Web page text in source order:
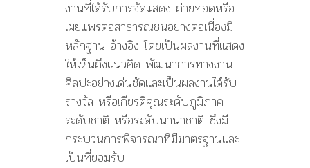
งานที่ได้รับการจัดแสดง ถ่ายทอดหรือ
เผยแพร่ต่อสาธารณชนอย่างต่อเนื่องมี
หลักฐาน อ้างอิง โดยเป็นผลงานที่แสดง
ให้เห็นถึงแนวคิด พัฒนาการทางงาน
ศิลปะอย่างเด่นชัดและเป็นผลงานได้รับ
รางวัล หรือเกียรติคุณระดับภูมิภาค
ระดับชาติ หรือระดับนานาชาติ ซึ่งมี
กระบวนการพิจารณาที่มีมาตรฐานและ
เป็นที่ยอมรับ